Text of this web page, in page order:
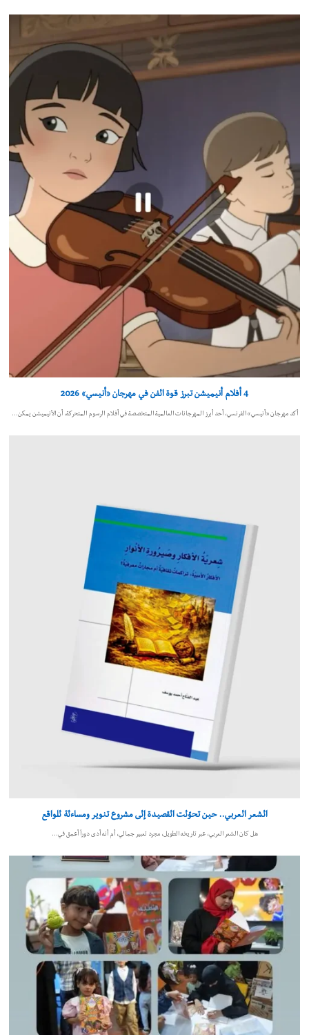
4 أفلام أنيميشن تبرز قوة الفن في مهرجان «أنيسي» 2026
أكد مهرجان «أنيسي» الفرنسي، أحد أبرز المهرجانات العالمية المتخصصة في أفلام الرسوم المتحركة، أن الأنيميشن يمكن…
الشعر العربي.. حين تحوّلت القصيدة إلى مشروع تنوير ومساءلة للواقع
هل كان الشعر العربي، عبر تاريخه الطويل، مجرد تعبير جمالي، أم أنه أدى دوراً أعمق في…